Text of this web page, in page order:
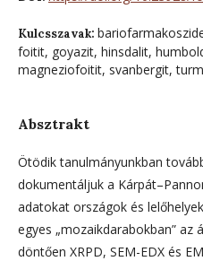
Kulcsszavak:
foitit, goyazit, hinsdalit,
magneziofoitit, svanbergit,
Absztrakt
Ötödik tanulmányunkban
dokumentáljuk a
adatokat országok és
egyes „mozaikdarabokban” az
döntően XRPD, SEM-EDX és